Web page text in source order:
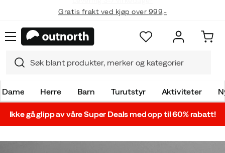
Gratis frakt ved kjøp over 999,-
Dame Herre Barn Turutstyr Aktiviteter
Ikke gå glipp av våre Super Deals med opp til 60% rabatt!